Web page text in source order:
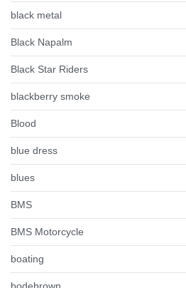
black metal
Black Napalm
Black Star Riders
blackberry smoke
Blood
blue dress
blues
BMS
BMS Motorcycle
boating